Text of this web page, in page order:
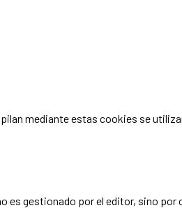
mediante estas cookies se
es gestionado por el editor, sino